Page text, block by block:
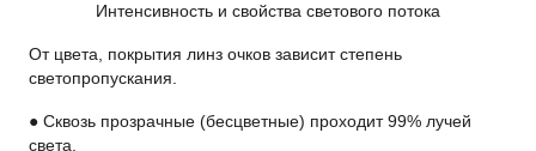
Интенсивность и свойства светового потока
От цвета, покрытия линз очков зависит степень
светопропускания.
● Сквозь прозрачные (бесцветные) проходит 99% лучей
света.